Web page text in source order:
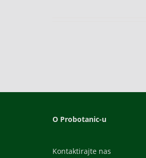
O Probotanic-u
Kontaktirajte nas